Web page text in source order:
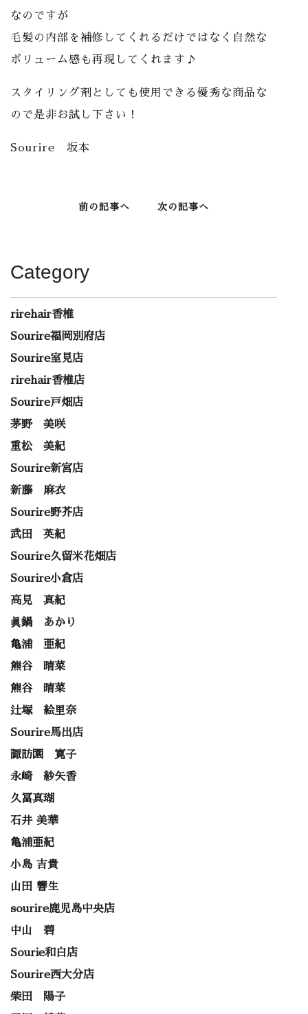
なのですが
毛髪の内部を補修してくれるだけではなく自然な
ボリューム感も再現してくれます♪
スタイリング剤としても使用できる優秀な商品な
ので是非お試し下さい！
Sourire 坂本
前の記事へ 次の記事へ
Category
rirehair香椎
Sourire福岡別府店
Sourire室見店
rirehair香椎店
Sourire戸畑店
茅野 美咲
重松 美紀
Sourire新宮店
新藤 麻衣
Sourire野芥店
武田 英紀
Sourire久留米花畑店
Sourire小倉店
高見 真紀
眞鍋 あかり
亀浦 亜紀
熊谷 晴菜
熊谷 晴菜
辻塚 絵里奈
Sourire馬出店
諏訪園 寛子
永崎 紗矢香
久冨真瑚
石井 美華
亀浦亜紀
小島 吉貴
山田 響生
sourire鹿児島中央店
中山 碧
Sourie和白店
Sourire西大分店
柴田 陽子